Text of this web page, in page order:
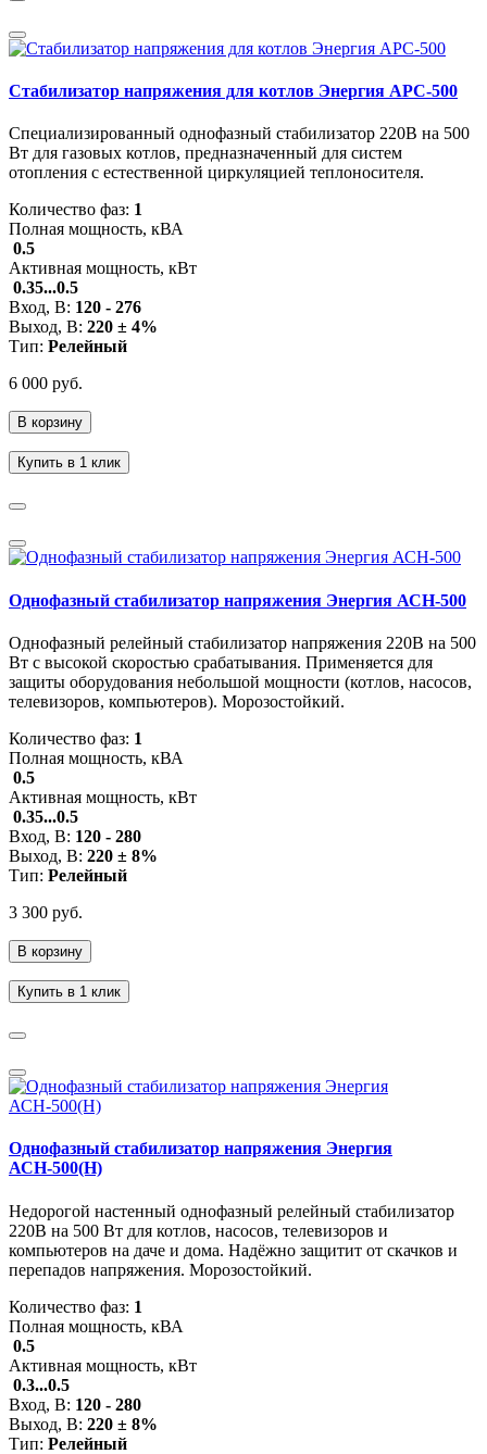
Стабилизатор напряжения для котлов Энергия АРС-500
Специализированный однофазный стабилизатор 220В на 500
Вт для газовых котлов, предназначенный для систем
отопления с естественной циркуляцией теплоносителя.
Количество фаз: 1
Полная мощность, кВА
0.5
Активная мощность, кВт
0.35...0.5
Вход, В: 120 - 276
Выход, В: 220 ± 4%
Тип: Релейный
6 000 руб.
В корзину
Купить в 1 клик
Однофазный стабилизатор напряжения Энергия АСН-500
Однофазный релейный стабилизатор напряжения 220В на 500
Вт с высокой скоростью срабатывания. Применяется для
защиты оборудования небольшой мощности (котлов, насосов,
телевизоров, компьютеров). Морозостойкий.
Количество фаз: 1
Полная мощность, кВА
0.5
Активная мощность, кВт
0.35...0.5
Вход, В: 120 - 280
Выход, В: 220 ± 8%
Тип: Релейный
3 300 руб.
В корзину
Купить в 1 клик
Однофазный стабилизатор напряжения Энергия
АСН-500(Н)
Недорогой настенный однофазный релейный стабилизатор
220В на 500 Вт для котлов, насосов, телевизоров и
компьютеров на даче и дома. Надёжно защитит от скачков и
перепадов напряжения. Морозостойкий.
Количество фаз: 1
Полная мощность, кВА
0.5
Активная мощность, кВт
0.3...0.5
Вход, В: 120 - 280
Выход, В: 220 ± 8%
Тип: Релейный